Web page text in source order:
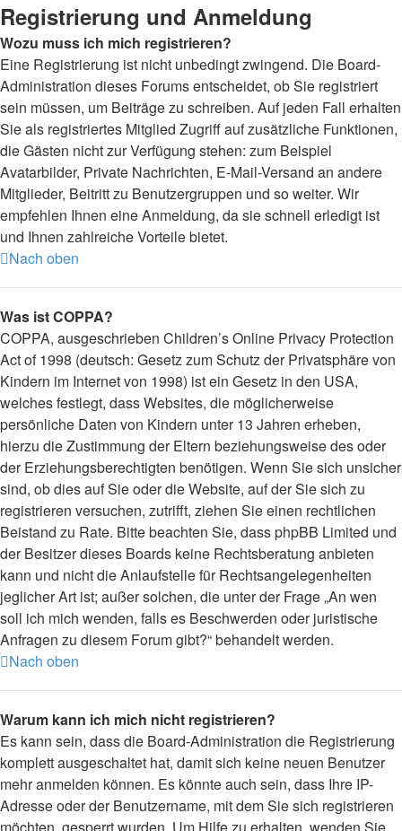
Registrierung und Anmeldung
Wozu muss ich mich registrieren?
Eine Registrierung ist nicht unbedingt zwingend. Die Board-
Administration dieses Forums entscheidet, ob Sie registriert
sein müssen, um Beiträge zu schreiben. Auf jeden Fall erhalten
Sie als registriertes Mitglied Zugriff auf zusätzliche Funktionen,
die Gästen nicht zur Verfügung stehen: zum Beispiel
Avatarbilder, Private Nachrichten, E-Mail-Versand an andere
Mitglieder, Beitritt zu Benutzergruppen und so weiter. Wir
empfehlen Ihnen eine Anmeldung, da sie schnell erledigt ist
und Ihnen zahlreiche Vorteile bietet.
Nach oben
Was ist COPPA?
COPPA, ausgeschrieben Children’s Online Privacy Protection
Act of 1998 (deutsch: Gesetz zum Schutz der Privatsphäre von
Kindern im Internet von 1998) ist ein Gesetz in den USA,
welches festlegt, dass Websites, die möglicherweise
persönliche Daten von Kindern unter 13 Jahren erheben,
hierzu die Zustimmung der Eltern beziehungsweise des oder
der Erziehungsberechtigten benötigen. Wenn Sie sich unsicher
sind, ob dies auf Sie oder die Website, auf der Sie sich zu
registrieren versuchen, zutrifft, ziehen Sie einen rechtlichen
Beistand zu Rate. Bitte beachten Sie, dass phpBB Limited und
der Besitzer dieses Boards keine Rechtsberatung anbieten
kann und nicht die Anlaufstelle für Rechtsangelegenheiten
jeglicher Art ist; außer solchen, die unter der Frage „An wen
soll ich mich wenden, falls es Beschwerden oder juristische
Anfragen zu diesem Forum gibt?“ behandelt werden.
Nach oben
Warum kann ich mich nicht registrieren?
Es kann sein, dass die Board-Administration die Registrierung
komplett ausgeschaltet hat, damit sich keine neuen Benutzer
mehr anmelden können. Es könnte auch sein, dass Ihre IP-
Adresse oder der Benutzername, mit dem Sie sich registrieren